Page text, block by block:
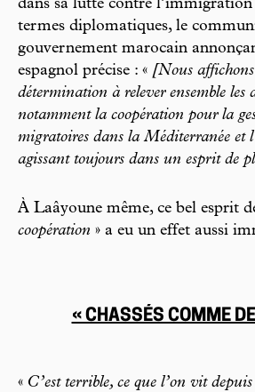
dans sa lutte contre
termes diplomatiques, le
gouvernement marocain
espagnol précise : « [Nous
détermination à relever ensemble les
notamment la coopération pour la
migratoires dans la Méditerranée et
agissant toujours dans un esprit de
À Laâyoune même, ce bel esprit
coopération » a eu un effet aussi
« CHASSÉS COMME
« C’est terrible, ce que l’on vit